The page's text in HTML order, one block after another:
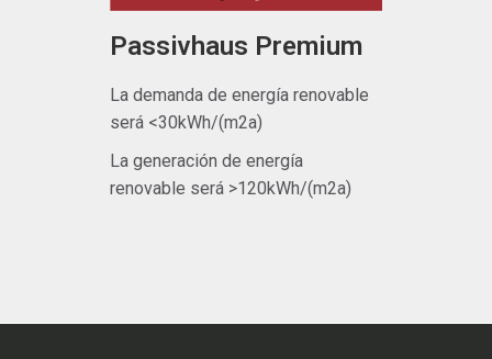
Passivhaus Premium
La demanda de energía renovable
será <30kWh/(m2a)
La generación de energía
renovable será >120kWh/(m2a)